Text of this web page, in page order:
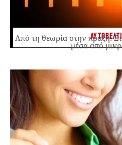
Από τη θεωρία στην πράξη:
μέσα από